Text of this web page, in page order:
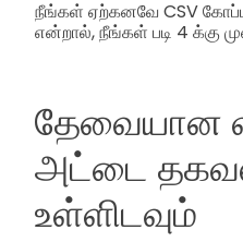
நீங்கள் ஏற்கனவே CSV
என்றால், நீங்கள் படி 4 க்கு
தேவையான
அட்டை
உள்ளிடவும்